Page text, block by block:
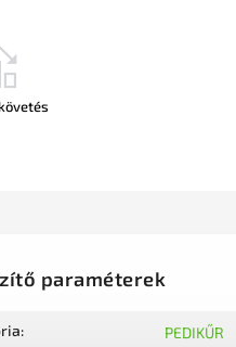
paraméterek
: PEDIKŰR